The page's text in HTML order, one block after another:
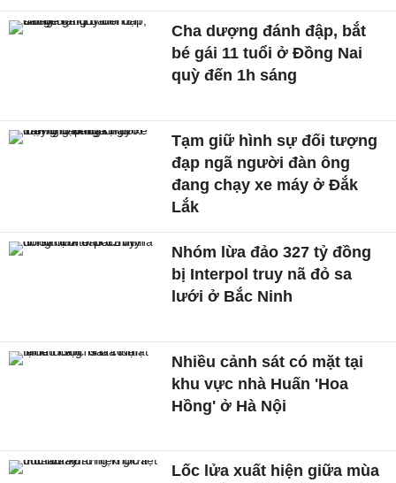
Cha dượng đánh đập, bắt
bé gái 11 tuổi ở Đồng Nai
quỳ đến 1h sáng
Tạm giữ hình sự đối tượng
đạp ngã người đàn ông
đang chạy xe máy ở Đắk
Lắk
Nhóm lừa đảo 327 tỷ đồng
bị Interpol truy nã đỏ sa
lưới ở Bắc Ninh
Nhiều cảnh sát có mặt tại
khu vực nhà Huấn 'Hoa
Hồng' ở Hà Nội
Lốc lửa xuất hiện giữa mùa